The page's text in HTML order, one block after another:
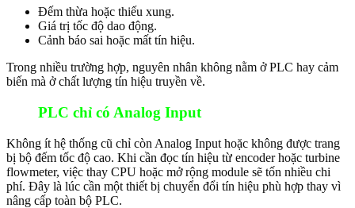
Đếm thừa hoặc thiếu xung.
Giá trị tốc độ dao động.
Cảnh báo sai hoặc mất tín hiệu.
Trong nhiều trường hợp, nguyên nhân không nằm ở PLC hay cảm
biến mà ở chất lượng tín hiệu truyền về.
PLC chỉ có Analog Input
Không ít hệ thống cũ chỉ còn Analog Input hoặc không được trang
bị bộ đếm tốc độ cao. Khi cần đọc tín hiệu từ encoder hoặc turbine
flowmeter, việc thay CPU hoặc mở rộng module sẽ tốn nhiều chi
phí. Đây là lúc cần một thiết bị chuyển đổi tín hiệu phù hợp thay vì
nâng cấp toàn bộ PLC.